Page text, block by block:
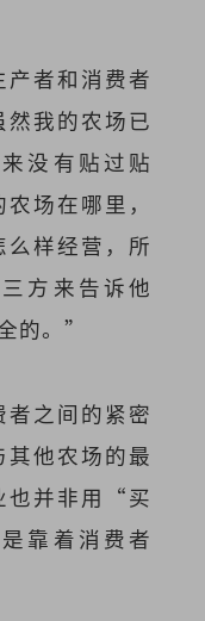
产者和消费者
我的农场已
没有贴过贴
场在哪里，
样经营，所
方来告诉他
的。”
之间的紧密
他农场的最
也并非用“买
靠着消费者